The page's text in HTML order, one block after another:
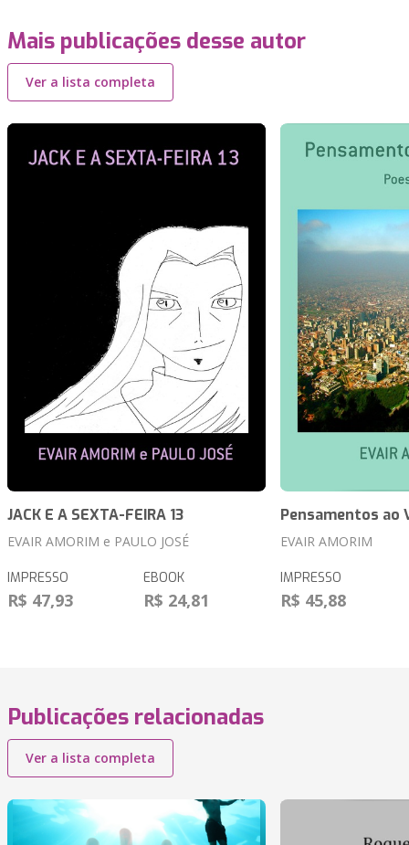
Mais publicações desse autor
Ver a lista completa
JACK E A SEXTA-FEIRA 13
EVAIR AMORIM e PAULO JOSÉ
IMPRESSO
R$ 47,93
EBOOK
R$ 24,81
Pensamentos ao
EVAIR AMORIM
IMPRESSO
R$ 45,88
Publicações relacionadas
Ver a lista completa